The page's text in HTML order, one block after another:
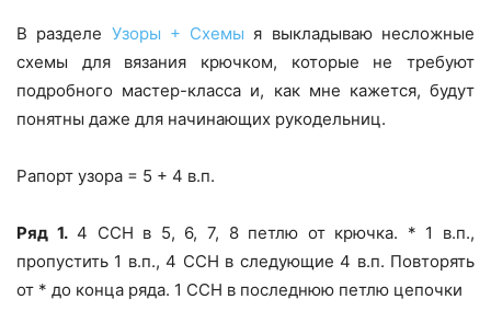
В разделе Узоры + Схемы я выкладываю несложные
схемы для вязания крючком, которые не требуют
подробного мастер-класса и, как мне кажется, будут
понятны даже для начинающих рукодельниц.
Рапорт узора = 5 + 4 в.п.
Ряд 1.4 ССН в 5, 6, 7, 8 петлю от крючка. * 1 в.п.,
пропустить 1 в.п., 4 ССН в следующие 4 в.п. Повторять
от * до конца ряда. 1 ССН в последнюю петлю цепочки